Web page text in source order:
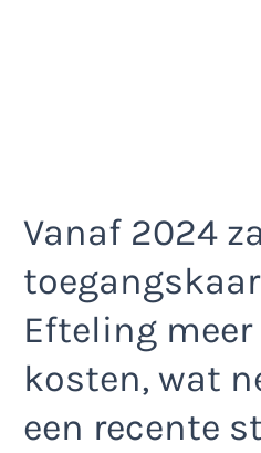
Vanaf 2024
Efteling
kosten, wat
een recente